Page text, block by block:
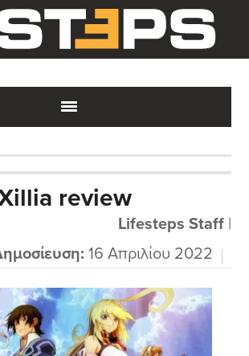
review
Lifesteps Staff|
16 Απριλίου 2022